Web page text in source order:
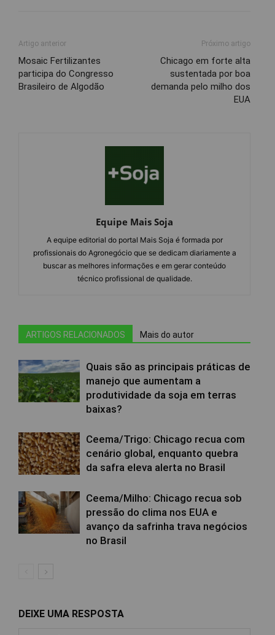
Artigo anterior
Mosaic Fertilizantes
participa do Congresso
Brasileiro de Algodão
Próximo artigo
Chicago em forte alta
sustentada por boa
demanda pelo milho dos
EUA
Equipe Mais Soja
A equipe editorial do portal Mais Soja é formada por
profissionais do Agronegócio que se dedicam diariamente a
buscar as melhores informações e em gerar conteúdo
técnico profissional de qualidade.
ARTIGOS RELACIONADOS Mais do autor
Quais são as principais práticas de
manejo que aumentam a
produtividade da soja em terras
baixas?
Ceema/Trigo: Chicago recua com
cenário global, enquanto quebra
da safra eleva alerta no Brasil
Ceema/Milho: Chicago recua sob
pressão do clima nos EUA e
avanço da safrinha trava negócios
no Brasil
DEIXE UMA RESPOSTA